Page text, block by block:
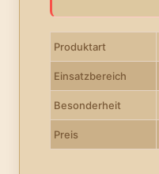
Produktart
Einsatzbereich
Besonderheit
Preis